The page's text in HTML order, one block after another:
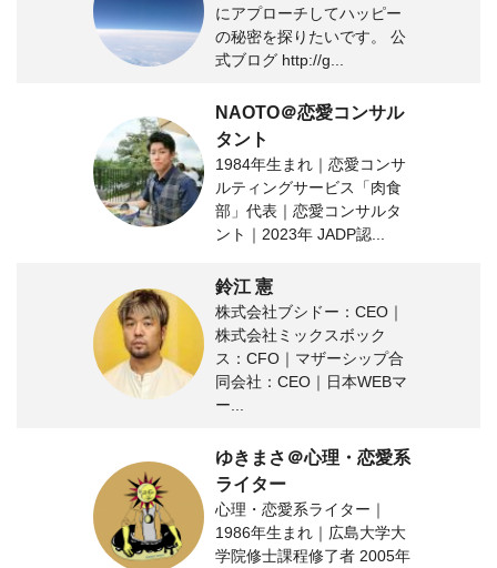
にアプローチしてハッピー
の秘密を探りたいです。 公
式ブログ http://g...
NAOTO＠恋愛コンサル
タント
1984年生まれ｜恋愛コンサ
ルティングサービス「肉食
部」代表｜恋愛コンサルタ
ント｜2023年 JADP認...
鈴江 憲
株式会社ブシドー：CEO｜
株式会社ミックスボック
ス：CFO｜マザーシップ合
同会社：CEO｜日本WEBマ
ー...
ゆきまさ＠心理・恋愛系
ライター
心理・恋愛系ライター｜
1986年生まれ｜広島大学大
学院修士課程修了者 2005年